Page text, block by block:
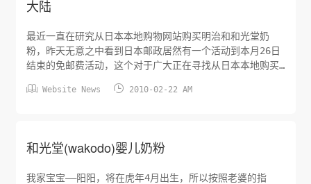
大陆
最近一直在研究从日本本地购物网站购买明治和和光堂奶
粉，昨天无意之中看到日本邮政居然有一个活动到本月26日
结束的免邮费活动，这个对于广大正在寻找从日本本地购买
堂。
 Website News  2010-02-22 AM
和光堂(wakodo)婴儿奶粉
我家宝宝——阳阳，将在虎年4月出生，所以按照老婆的指